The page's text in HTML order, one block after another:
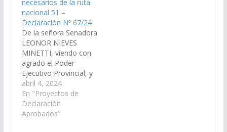
postes…
necesarios de la ruta
nacional 51 –
Declaración Nº 67/24
De la señora Senadora
LEONOR NIEVES
MINETTI, viendo con
agrado el Poder
Ejecutivo Provincial, y
los señores
Legisladores
Nacionales por la
provincia de Salta,
abril 4, 2024
En "Proyectos de
Declaración
Aprobados"